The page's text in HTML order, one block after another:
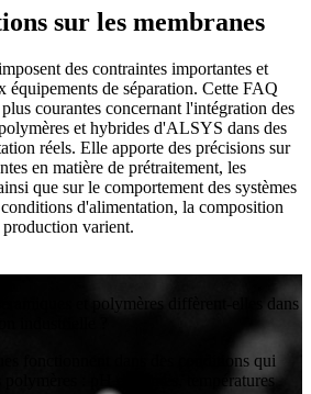
sur les membranes
des contraintes importantes et
équipements de séparation. Cette FAQ
courantes concernant l'intégration des
et hybrides d'ALSYS dans des
réels. Elle apporte des précisions sur
en matière de prétraitement, les
que sur le comportement des systèmes
d'alimentation, la composition
varient.
et polymères diffèrent-elles dans
fonctionnent dans des conditions qui
polymères : pH extrêmes, températures